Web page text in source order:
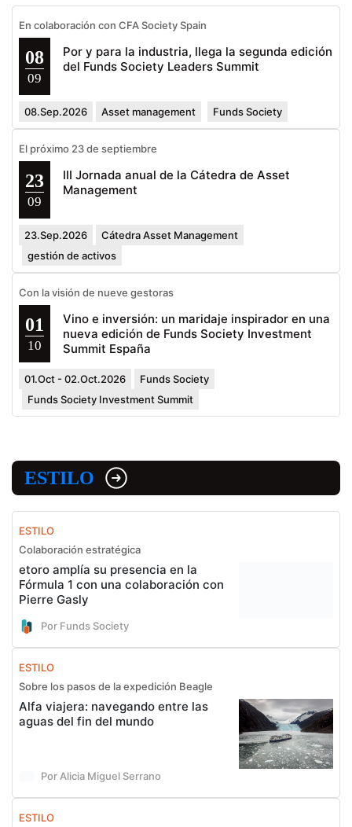
En colaboración con CFA Society Spain
08
09
Por y para la industria, llega la segunda edición
del Funds Society Leaders Summit
08.Sep.2026 Asset management Funds Society
El próximo 23 de septiembre
23
09
III Jornada anual de la Cátedra de Asset
Management
23.Sep.2026
Cátedra Asset Management
gestión de activos
Con la visión de nueve gestoras
01
10
Vino e inversión: un maridaje inspirador en una
nueva edición de Funds Society Investment
Summit España
01.Oct - 02.Oct.2026
Funds Society
Funds Society Investment Summit
ESTILO
ESTILO
Colaboración estratégica
etoro amplía su presencia en la
Fórmula 1 con una colaboración con
Pierre Gasly
Por Funds Society
ESTILO
Sobre los pasos de la expedición Beagle
Alfa viajera: navegando entre las
aguas del fin del mundo
Por Alicia Miguel Serrano
ESTILO